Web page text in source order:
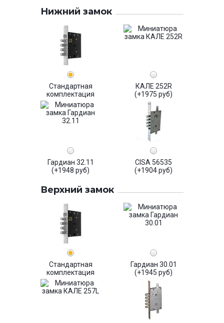
Нижний замок
Стандартная
комплектация
КАЛЕ 252R
(+1975 руб)
Гардиан 32.11
(+1948 руб)
CISA 56535
(+1904 руб)
Верхний замок
Стандартная
комплектация
Гардиан 30.01
(+1945 руб)